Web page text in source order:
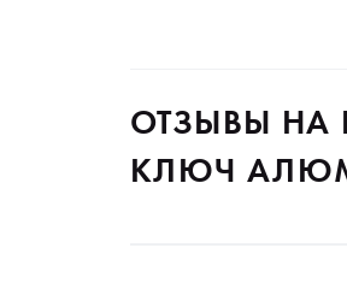
ОТЗЫВЫ НА
КЛЮЧ